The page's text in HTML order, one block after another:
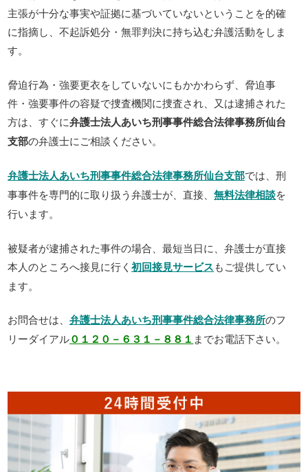
主張が十分な事実や証拠に基づいていないということを的確
に指摘し、不起訴処分・無罪判決に持ち込む弁護活動をしま
す。
脅迫行為・強要更衣をしていないにもかかわらず、脅迫事
件・強要事件の容疑で捜査機関に捜査され、又は逮捕された
方は、すぐに弁護士法人あいち刑事事件総合法律事務所仙台
支部の弁護士にご相談ください。
弁護士法人あいち刑事事件総合法律事務所仙台支部では、刑
事事件を専門的に取り扱う弁護士が、直接、無料法律相談を
行います。
被疑者が逮捕された事件の場合、最短当日に、弁護士が直接
本人のところへ接見に行く初回接見サービスもご提供してい
ます。
お問合せは、弁護士法人あいち刑事事件総合法律事務所のフ
リーダイアル０１２０－６３１－８８１ までお電話下さい。